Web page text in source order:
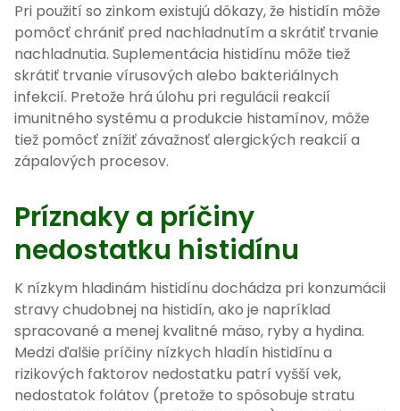
Pri použití so zinkom existujú dôkazy, že histidín môže
pomôcť chrániť pred nachladnutím a skrátiť trvanie
nachladnutia. Suplementácia histidínu môže tiež
skrátiť trvanie vírusových alebo bakteriálnych
infekcií. Pretože hrá úlohu pri regulácii reakcií
imunitného systému a produkcie histamínov, môže
tiež pomôcť znížiť závažnosť alergických reakcií a
zápalových procesov.
Príznaky a príčiny
nedostatku histidínu
K nízkym hladinám histidínu dochádza pri konzumácii
stravy chudobnej na histidín, ako je napríklad
spracované a menej kvalitné mäso, ryby a hydina.
Medzi ďalšie príčiny nízkych hladín histidínu a
rizikových faktorov nedostatku patrí vyšší vek,
nedostatok folátov (pretože to spôsobuje stratu